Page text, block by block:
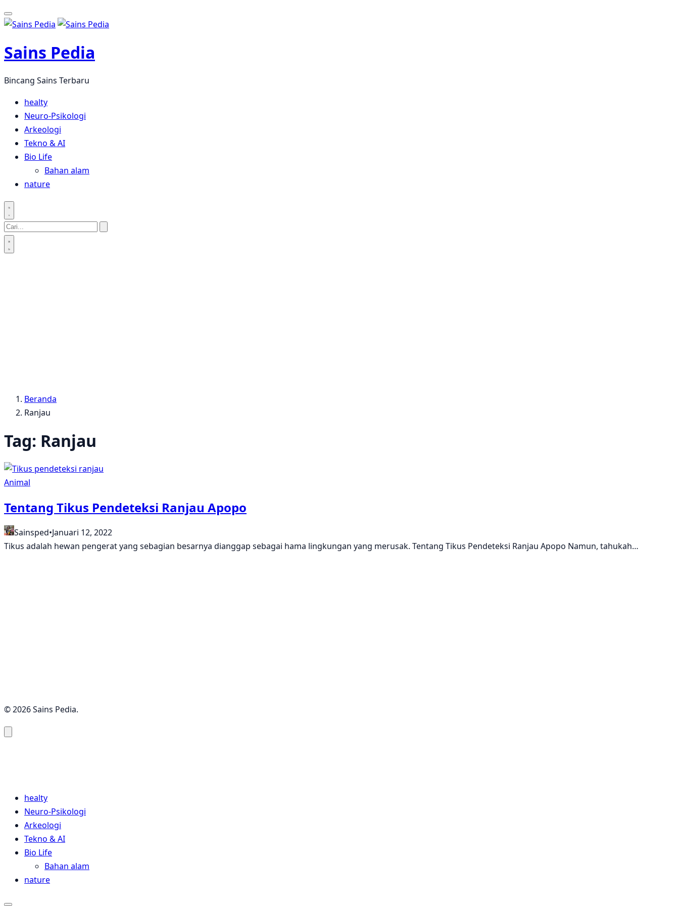
Langsung
ke
Sains Pedia
Bincang Sains Terbaru
healty
Neuro-Psikologi
Arkeologi
Tekno & AI
Bio Life
Bahan alam
nature
Beranda
Ranjau
Tag: Ranjau
Animal
Tentang Tikus Pendeteksi Ranjau Apopo
Sainsped•Januari 12, 2022
Tikus adalah hewan pengerat yang sebagian besarnya dianggap sebagai hama lingkungan yang merusak. Tentang Tikus Pendeteksi Ranjau Apopo Namun, tahukah…
© 2026 Sains Pedia.
healty
Neuro-Psikologi
Arkeologi
Tekno & AI
Bio Life
Bahan alam
nature